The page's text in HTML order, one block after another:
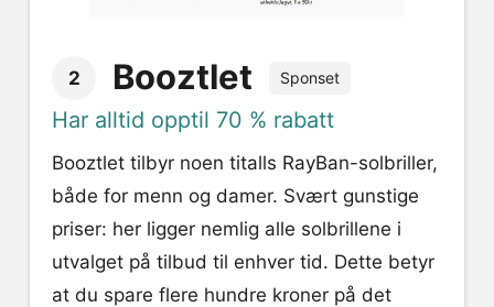
2 Booztlet Sponset
Har alltid opptil 70 % rabatt
Booztlet tilbyr noen titalls RayBan-solbriller,
både for menn og damer. Svært gunstige
priser: her ligger nemlig alle solbrillene i
utvalget på tilbud til enhver tid. Dette betyr
at du spare flere hundre kroner på det